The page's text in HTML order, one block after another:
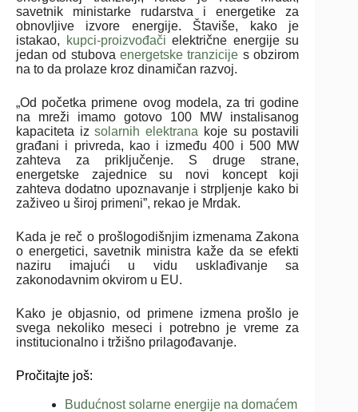
savetnik ministarke rudarstva i energetike za
obnovljive izvore energije. Štaviše, kako je
istakao,
kupci-proizvođači električne energije su
jedan od stubovaenergetske tranzicije s obzirom
na to da prolaze kroz dinamičan razvoj.
„Od početka primene ovog modela, za tri godine
na mreži imamo gotovo 100 MW instalisanog
kapaciteta izsolarnih elektrana koje su postavili
građani i privreda, kao i između 400 i 500 MW
zahteva za priključenje. S druge strane,
energetske zajednice su novi koncept koji
zahteva dodatno upoznavanje i strpljenje kako bi
zaživeo u široj primeni”, rekao je Mrdak.
Kada je reč o prošlogodišnjim izmenama Zakona
o energetici, savetnik ministra kaže da se efekti
naziru imajući u vidu usklađivanje sa
zakonodavnim okvirom u EU.
Kako je objasnio, od primene izmena prošlo je
svega nekoliko meseci i potrebno je vreme za
institucionalno i tržišno prilagođavanje.
Pročitajte još:
Budućnost solarne energije na domaćem